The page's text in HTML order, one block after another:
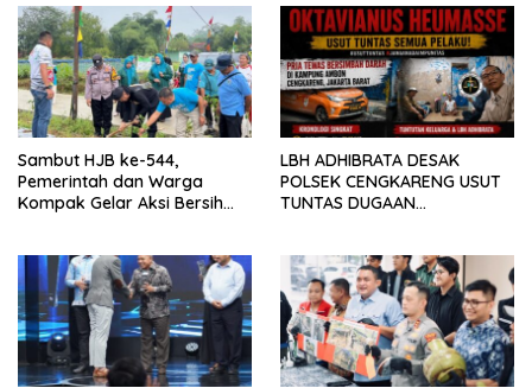
LEBONG
Sambut HJB ke-544,
Pemerintah dan Warga
Kompak Gelar Aksi Bersih
LBH ADHIBRATA DESAK
POLSEK CENGKARENG USUT
TUNTAS DUGAAN